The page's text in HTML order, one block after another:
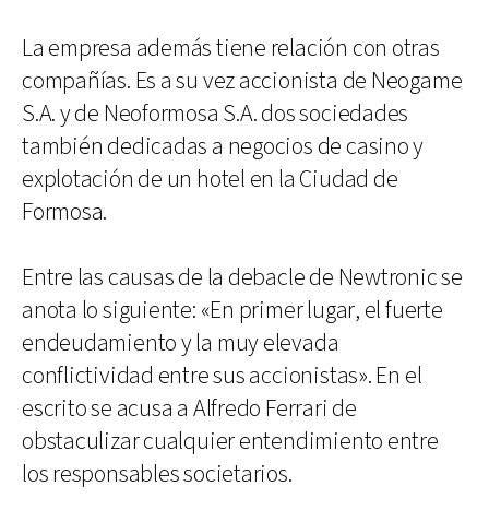
La empresa además tiene relación con otras
compañías. Es a su vez accionista de Neogame
S.A. y de Neoformosa S.A. dos sociedades
también dedicadas a negocios de casino y
explotación de un hotel en la Ciudad de
Formosa.
Entre las causas de la debacle de Newtronic se
anota lo siguiente: «En primer lugar, el fuerte
endeudamiento y la muy elevada
conflictividad entre sus accionistas». En el
escrito se acusa a Alfredo Ferrari de
obstaculizar cualquier entendimiento entre
los responsables societarios.